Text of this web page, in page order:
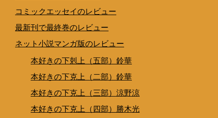
コミックエッセイのレビュー
最新刊で最終巻のレビュー
ネット小説マンガ版のレビュー
本好きの下剋上（五部）鈴華
本好きの下克上（二部）鈴華
本好きの下克上（三部）涼野涼
本好きの下克上（四部）勝木光